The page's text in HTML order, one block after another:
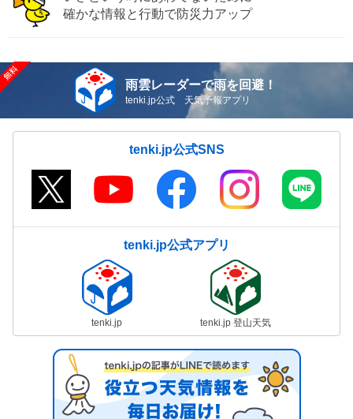
確かな情報と行動で防災力アップ
雨雲レーダーで雨を回避！
tenki.jp公式 天気予報アプリ
tenki.jp公式SNS
tenki.jp公式アプリ
tenki.jp tenki.jp 登山天気